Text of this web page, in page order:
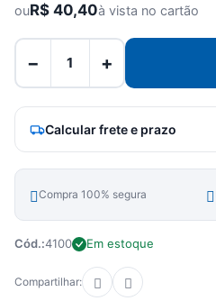
ouR$ 40,40à vista no cartão
− +
Calcular frete e prazo
Compra 100% segura
Cód.:4100 Em estoque
Compartilhar: